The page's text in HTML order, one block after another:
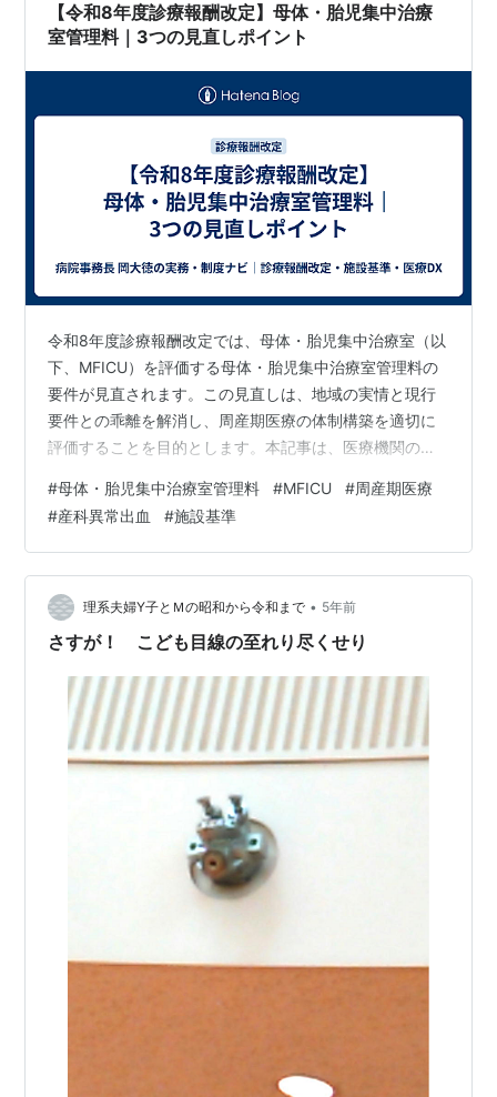
【令和8年度診療報酬改定】母体・胎児集中治療
室管理料｜3つの見直しポイント
令和8年度診療報酬改定では、母体・胎児集中治療室（以
下、MFICU）を評価する母体・胎児集中治療室管理料の
要件が見直されます。この見直しは、地域の実情と現行
要件との乖離を解消し、周産期医療の体制構築を適切に
評価することを目的とします。本記事は、医療機関の経
変更点を整理します。 医療機関は、3つの変更点に沿っ
て、自院の体制と実績を点検する必要があります。第1
に、医師配置要件の緩和が、6床以下の施設に新たな選択
肢を広げます。第2に、新設される実績要件が、算定の継
続に一定の分娩・搬送実績を求めます。第3に、算定対象
の拡大が、産科異常出血への対応を新…
#母体・胎児集中治療室管理料 #MFICU #周産期医療
#産科異常出血 #施設基準
理系夫婦Y子とＭの昭和から令和まで • 5年前
さすが！ こども目線の至れり尽くせり